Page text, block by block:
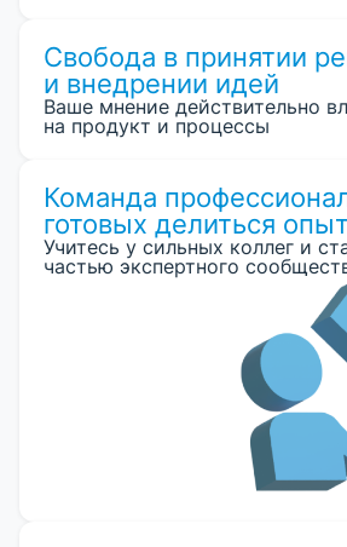
Свобода в принятии
и внедрении идей
Ваше мнение действительно
на продукт и процессы
Команда
готовых делиться
Учитесь у сильных коллег и
частью экспертного